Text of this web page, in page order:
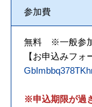
参加費
無料 ※一般参加
【お申込みフォ
※申込期限が過